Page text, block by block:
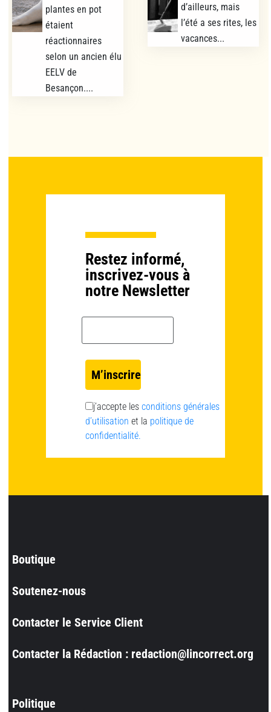
plantes en pot
étaient
réactionnaires
selon un ancien élu
EELV de
Besançon....
d’ailleurs, mais
l’été a ses rites, les
vacances...
Restez informé,
inscrivez-vous à
notre Newsletter
j’accepte les conditions générales
d’utilisation et la politique de
confidentialité.
Boutique
Soutenez-nous
Contacter le Service Client
Contacter la Rédaction : redaction@lincorrect.org
Politique